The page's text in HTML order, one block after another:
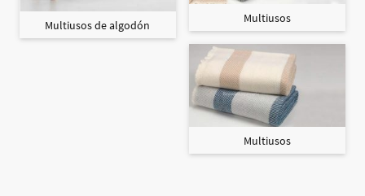
Multiusos de algodón Multiusos
Multiusos